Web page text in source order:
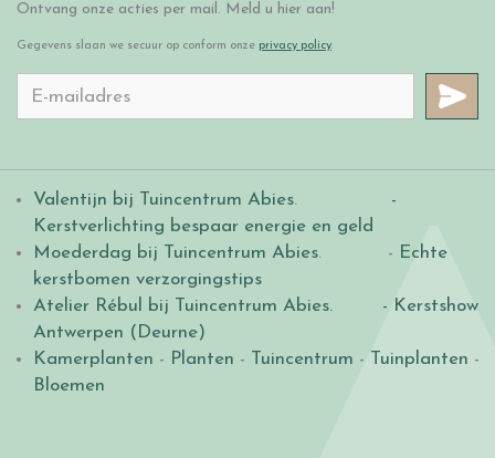
Ontvang onze acties per mail. Meld u hier aan!
Gegevens slaan we secuur op conform onze privacy policy.
Valentijn bij Tuincentrum Abies.
-
Kerstverlichting bespaar energie en geld
Moederdag bij Tuincentrum Abies. - Echte
kerstbomen verzorgingstips
Atelier Rébul bij Tuincentrum Abies.
- Kerstshow
Antwerpen (Deurne)
Kamerplanten - Planten - Tuincentrum - Tuinplanten -
Bloemen